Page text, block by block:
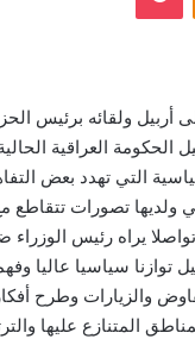
أربيل ولقائه برئيس
العراقية
التي تهدد بعض
تصورات تتقاطع
يراه رئيس الوزراء
توازنا سياسيا عاليا
والزيارات وطرح
المتنازع عليها